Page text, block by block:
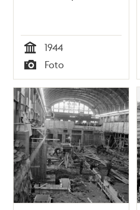
Tid
1944
Typ
Foto